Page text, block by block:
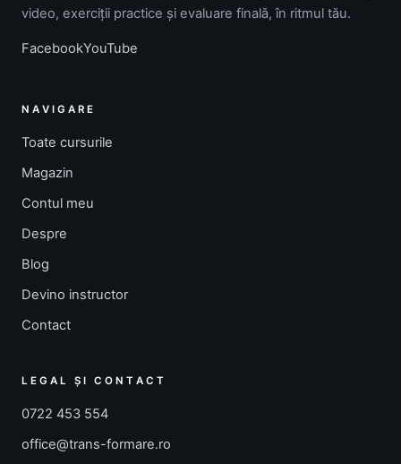
video, exerciții practice și evaluare finală, în ritmul tău.
FacebookYouTube
NAVIGARE
Toate cursurile
Magazin
Contul meu
Despre
Blog
Devino instructor
Contact
LEGAL ȘI CONTACT
0722 453 554
office@trans-formare.ro